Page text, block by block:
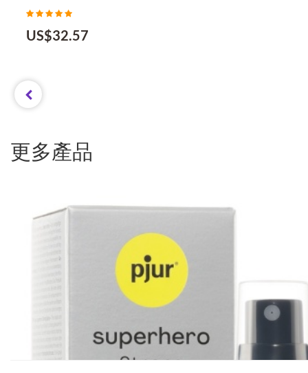
US$32.57
更多產品